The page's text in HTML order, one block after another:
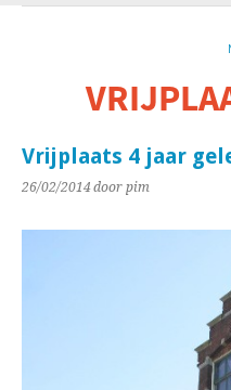
Vrijplaats 4 jaar
26/02/2014door pim